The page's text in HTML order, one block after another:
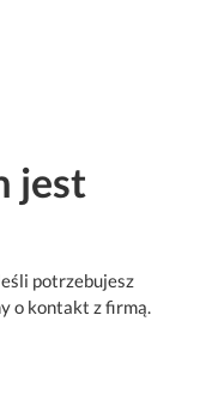
jest
potrzebujesz
o kontakt z firmą.